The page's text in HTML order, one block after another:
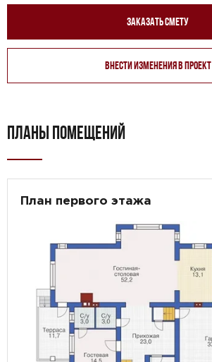
Заказать смету
Внести изменения в проект
ПЛАНЫ ПОМЕЩЕНИЙ
План первого этажа